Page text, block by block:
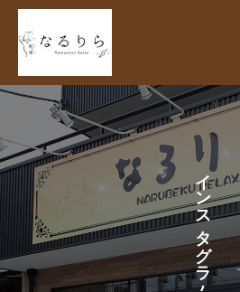
イ
ン
ス
タ
グ
ラ
ム